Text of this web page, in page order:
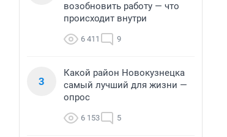
возобновить работу — что
происходит внутри
6 411 9
3
Какой район Новокузнецка
самый лучший для жизни —
опрос
6 153 5